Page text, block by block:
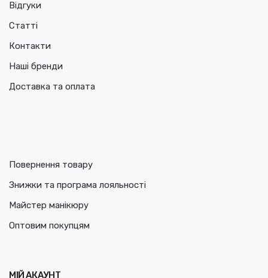
Відгуки
Статті
Контакти
Наші бренди
Доставка та оплата
Повернення товару
Знижки та програма лояльності
Майстер манікюру
Оптовим покупцям
МІЙ АКАУНТ